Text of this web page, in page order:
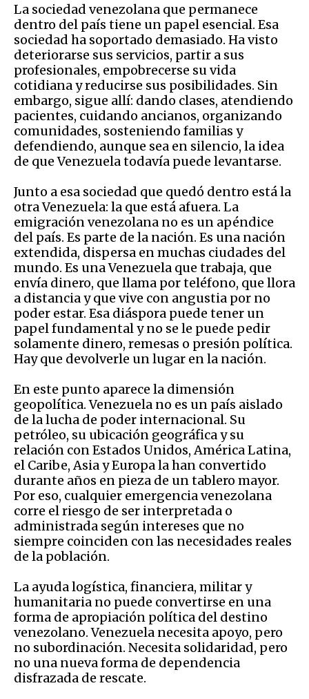
La sociedad venezolana que permanece
dentro del país tiene un papel esencial. Esa
sociedad ha soportado demasiado. Ha visto
deteriorarse sus servicios, partir a sus
profesionales, empobrecerse su vida
cotidiana y reducirse sus posibilidades. Sin
embargo, sigue allí: dando clases, atendiendo
pacientes, cuidando ancianos, organizando
comunidades, sosteniendo familias y
defendiendo, aunque sea en silencio, la idea
de que Venezuela todavía puede levantarse.
Junto a esa sociedad que quedó dentro está la
otra Venezuela: la que está afuera. La
emigración venezolana no es un apéndice
del país. Es parte de la nación. Es una nación
extendida, dispersa en muchas ciudades del
mundo. Es una Venezuela que trabaja, que
envía dinero, que llama por teléfono, que llora
a distancia y que vive con angustia por no
poder estar. Esa diáspora puede tener un
papel fundamental y no se le puede pedir
solamente dinero, remesas o presión política.
Hay que devolverle un lugar en la nación.
En este punto aparece la dimensión
geopolítica. Venezuela no es un país aislado
de la lucha de poder internacional. Su
petróleo, su ubicación geográfica y su
relación con Estados Unidos, América Latina,
el Caribe, Asia y Europa la han convertido
durante años en pieza de un tablero mayor.
Por eso, cualquier emergencia venezolana
corre el riesgo de ser interpretada o
administrada según intereses que no
siempre coinciden con las necesidades reales
de la población.
La ayuda logística, financiera, militar y
humanitaria no puede convertirse en una
forma de apropiación política del destino
venezolano. Venezuela necesita apoyo, pero
no subordinación. Necesita solidaridad, pero
no una nueva forma de dependencia
disfrazada de rescate.